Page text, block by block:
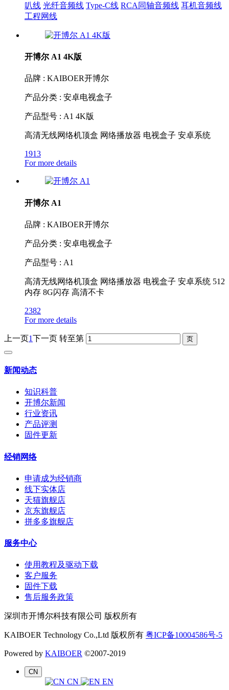
叭线 光纤音频线 Type-C线 RCA同轴音频线 耳机音频线
工程网线
开博尔 A1 4K版
品牌 : KAIBOER开博尔
产品分类 : 安卓电视盒子
产品型号 : A1 4K版
高清无线网络机顶盒 网络播放器 电视盒子 安卓系统
1913
For more details
开博尔 A1
品牌 : KAIBOER开博尔
产品分类 : 安卓电视盒子
产品型号 : A1
高清无线网络机顶盒 网络播放器 电视盒子 安卓系统 512
内存 8G闪存 高清不卡
2382
For more details
上一页1下一页 转至第
新闻动态
知识科普
开博尔新闻
行业资讯
产品评测
固件更新
经销网络
申请成为经销商
线下实体店
天猫旗舰店
京东旗舰店
拼多多旗舰店
服务中心
使用教程及驱动下载
客户服务
固件下载
售后服务政策
深圳市开博尔科技有限公司 版权所有
KAIBOER Technology Co.,Ltd 版权所有 粤ICP备10004586号-5
Powered by KAIBOER ©2007-2019
CN
CN EN